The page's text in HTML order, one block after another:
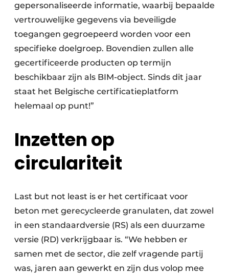
gepersonaliseerde informatie, waarbij bepaalde
vertrouwelijke gegevens via beveiligde
toegangen gegroepeerd worden voor een
specifieke doelgroep. Bovendien zullen alle
gecertificeerde producten op termijn
beschikbaar zijn als BIM-object. Sinds dit jaar
staat het Belgische certificatieplatform
helemaal op punt!”
Inzetten op
circulariteit
Last but not least is er het certificaat voor
beton met gerecycleerde granulaten, dat zowel
in een standaardversie (RS) als een duurzame
versie (RD) verkrijgbaar is. “We hebben er
samen met de sector, die zelf vragende partij
was, jaren aan gewerkt en zijn dus volop mee